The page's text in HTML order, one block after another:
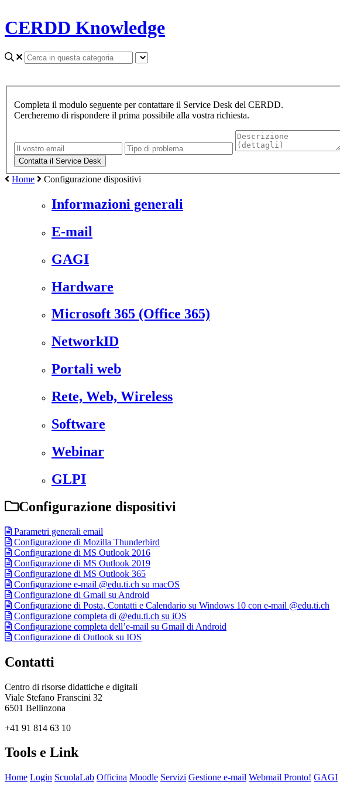
CERDD Knowledge
Completa il modulo seguente per contattare il Service Desk del CERDD.
Cercheremo di rispondere il prima possibile alla vostra richiesta.
Home Configurazione dispositivi
Informazioni generali
E-mail
GAGI
Hardware
Microsoft 365 (Office 365)
NetworkID
Portali web
Rete, Web, Wireless
Software
Webinar
GLPI
Configurazione dispositivi
Parametri generali email
Configurazione di Mozilla Thunderbird
Configurazione di MS Outlook 2016
Configurazione di MS Outlook 2019
Configurazione di MS Outlook 365
Configurazione e-mail @edu.ti.ch su macOS
Configurazione di Gmail su Android
Configurazione di Posta, Contatti e Calendario su Windows 10 con e-mail @edu.ti.ch
Configurazione completa di @edu.ti.ch su iOS
Configurazione completa dell’e-mail su Gmail di Android
Configurazione di Outlook su IOS
Contatti
Centro di risorse didattiche e digitali
Viale Stefano Franscini 32
6501 Bellinzona
+41 91 814 63 10
Tools e Link
Home Login ScuolaLab Officina Moodle Servizi Gestione e-mail Webmail Pronto! GAGI